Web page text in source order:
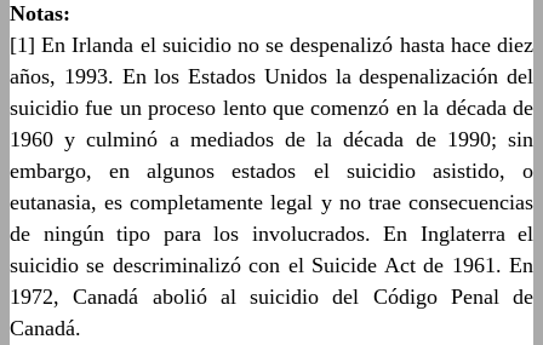
Notas:
[1] En Irlanda el suicidio no se despenalizó hasta hace diez
años, 1993. En los Estados Unidos la despenalización del
suicidio fue un proceso lento que comenzó en la década de
1960 y culminó a mediados de la década de 1990; sin
embargo, en algunos estados el suicidio asistido, o
eutanasia, es completamente legal y no trae consecuencias
de ningún tipo para los involucrados. En Inglaterra el
suicidio se descriminalizó con el Suicide Act de 1961. En
1972, Canadá abolió al suicidio del Código Penal de
Canadá.